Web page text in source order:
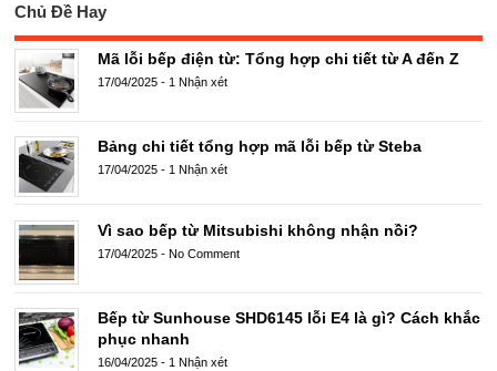
Chủ Đề Hay
Mã lỗi bếp điện từ: Tổng hợp chi tiết từ A đến Z
17/04/2025 - 1 Nhận xét
Bảng chi tiết tổng hợp mã lỗi bếp từ Steba
17/04/2025 -1 Nhận xét
Vì sao bếp từ Mitsubishi không nhận nồi?
17/04/2025 -No Comment
Bếp từ Sunhouse SHD6145 lỗi E4 là gì? Cách khắc
phục nhanh
16/04/2025 - 1 Nhận xét